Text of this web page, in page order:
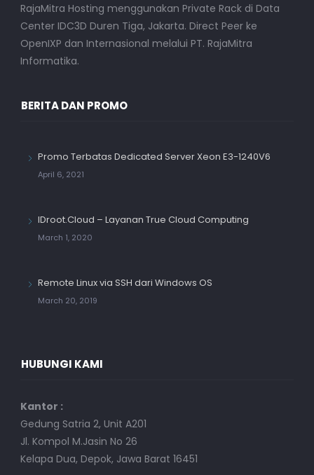
RajaMitra Hosting menggunakan Private Rack di Data
Center IDC3D Duren Tiga, Jakarta. Direct Peer ke
OpenIXP dan Internasional melalui PT. RajaMitra
Informatika.
BERITA DAN PROMO
Promo Terbatas Dedicated Server Xeon E3-1240V6
April 6, 2021
IDroot.Cloud – Layanan True Cloud Computing
March 1, 2020
Remote Linux via SSH dari Windows OS
March 20, 2019
HUBUNGI KAMI
Kantor :
Gedung Satria 2, Unit A201
Jl. Kompol M.Jasin No 26
Kelapa Dua, Depok, Jawa Barat 16451